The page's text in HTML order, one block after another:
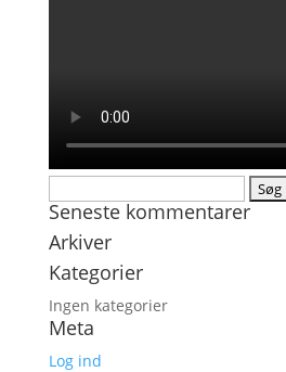
efter:
Seneste kommentarer
Arkiver
Kategorier
Ingen kategorier
Meta
Log ind